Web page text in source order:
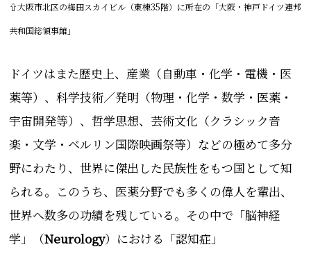
⇧大阪市北区の梅田スカイビル（東棟35階）に所在の「大阪・神戸ドイツ連邦
共和国総領事館」
ドイツはまた歴史上、産業（自動車・化学・電機・医
薬等）、科学技術／発明（物理・化学・数学・医薬・
宇宙開発等）、哲学思想、芸術文化（クラシック音
楽・文学・ベルリン国際映画祭等） などの極めて多分
野にわたり、世界に傑出した民族性をもつ国として知
られる。このうち、医薬分野でも多くの偉人を輩出、
世界へ数多の功績を残している。その中で「脳神経
学」
（Neurology）における 「認知症」